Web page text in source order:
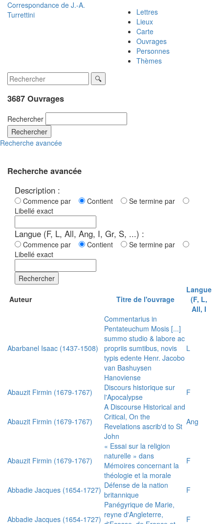
Correspondance de J.-A.
Turrettini
Lettres
Lieux
Carte
Ouvrages
Personnes
Thèmes
3687 Ouvrages
Rechercher
Rechercher
Recherche avancée
Recherche avancée
Description :
Commence par Contient
Se termine par
Libellé exact
Langue (F, L, All, Ang, I, Gr, S, ...) :
Commence par Contient
Se termine par
Libellé exact
Rechercher
Auteur Titre de l'ouvrage
Langue
(F, L,
All, I
Abarbanel Isaac (1437-1508)
Commentarius in
Pentateuchum Mosis [...]
summo studio & labore ac
propriis sumtibus, novis
typis edente Henr. Jacobo
van Bashuysen
Hanoviense
L
Abauzit Firmin (1679-1767)
Discours historique sur
l'Apocalypse
F
Abauzit Firmin (1679-1767)
A Discourse Historical and
Critical, On the
Revelations ascrib'd to St
John
Ang
Abauzit Firmin (1679-1767)
« Essai sur la religion
naturelle » dans
Mémoires concernant la
théologie et la morale
F
Abbadie Jacques (1654-1727) Défense de la nation
britannique
F
Abbadie Jacques (1654-1727)
Panégyrique de Marie,
reyne d'Angleterre,
F